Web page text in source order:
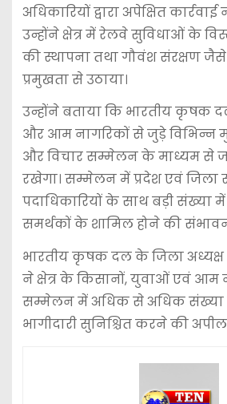
अधिकारियों द्वारा अपेक्षित कार्रवाई
उन्होंने क्षेत्र में रेलवे सुविधाओं के
की स्थापना तथा गौवंश संरक्षण जैसे
प्रमुखता से उठाया।
उन्होंने बताया कि भारतीय कृषक
और आम नागरिकों से जुड़े विभिन्न
और विचार सम्मेलन के माध्यम से
रखेगा। सम्मेलन में प्रदेश एवं जिला
पदाधिकारियों के साथ बड़ी संख्या
समर्थकों के शामिल होने की
भारतीय कृषक दल के जिला अध्यक्ष
ने क्षेत्र के किसानों, युवाओं एवं आम
सम्मेलन में अधिक से अधिक संख्या
भागीदारी सुनिश्चित करने की